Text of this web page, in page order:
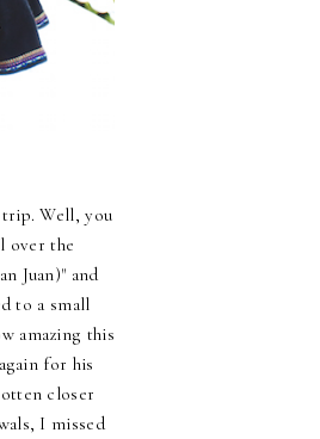
Well, you
over the
Juan)" and
to a small
amazing this
for his
closer
I missed